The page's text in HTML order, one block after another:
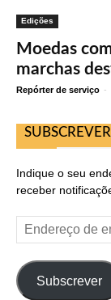
Edições
Moedas
marchas
Repórter de serviço -
Indique o seu
receber
Endereço
de
email
Subscrever